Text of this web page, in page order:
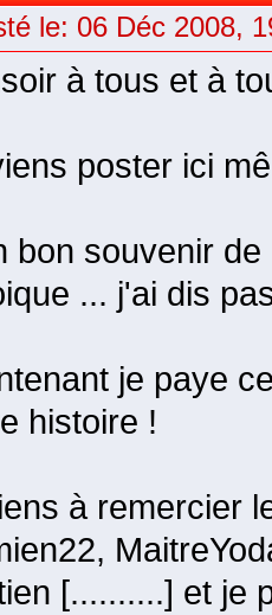
le: 06 Déc 2008,
à tous et à
poster ici
bon souvenir
... j'ai dis
je paye
histoire !
à remercier
[..........] et je